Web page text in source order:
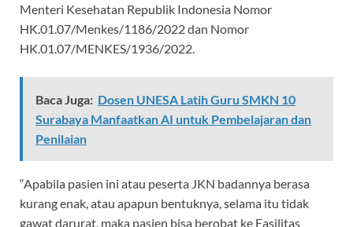
Menteri Kesehatan Republik Indonesia Nomor
HK.01.07/Menkes/1186/2022 dan Nomor
HK.01.07/MENKES/1936/2022.
Baca Juga: Dosen UNESA Latih Guru SMKN 10
Surabaya Manfaatkan AI untuk Pembelajaran dan
Penilaian
“Apabila pasien ini atau peserta JKN badannya berasa
kurang enak, atau apapun bentuknya, selama itu tidak
gawat darurat, maka pasien bisa berobat ke Fasilitas